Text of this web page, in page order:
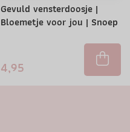
Gevuld vensterdoosje |
Bloemetje voor jou | Snoep
4,95